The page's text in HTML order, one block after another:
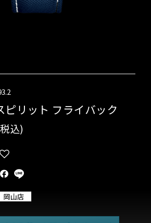
ピリット フライバック
込)
岡山店